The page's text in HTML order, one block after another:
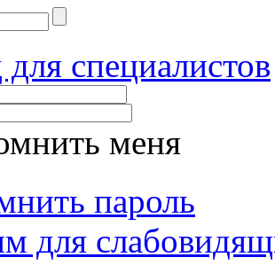
специалистов
меня
пароль
для